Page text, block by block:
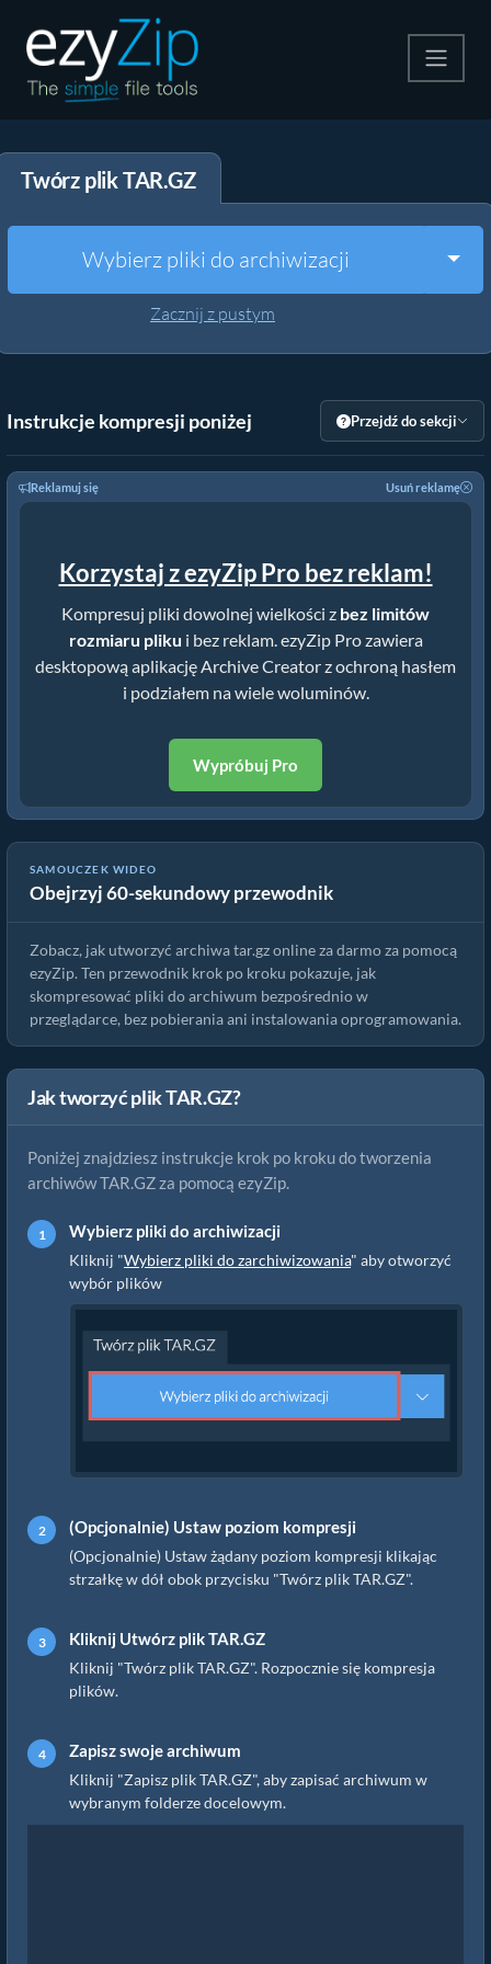
Rozpakuj
Inne narzędzia
Twórz plik TAR.GZ
Wybierz pliki do archiwizacji
Zacznij z pustym
Instrukcje kompresji poniżej Przejdź do sekcji
Reklamuj się Usuń reklamę
Korzystaj z ezyZip Pro bez reklam!
Kompresuj pliki dowolnej wielkości z bez limitów
rozmiaru pliku i bez reklam. ezyZip Pro zawiera
desktopową aplikację Archive Creator z ochroną hasłem
i podziałem na wiele woluminów.
Wypróbuj Pro
SAMOUCZEK WIDEO
Obejrzyj 60-sekundowy przewodnik
Jak utworzyć archiwa tar.gz online za pomocą ezyZip (za darmo,
bez instalacji)
Zobacz, jak utworzyć archiwa tar.gz online za darmo za pomocą
ezyZip. Ten przewodnik krok po kroku pokazuje, jak
skompresować pliki do archiwum bezpośrednio w
przeglądarce, bez pobierania ani instalowania oprogramowania.
Jak tworzyć plik TAR.GZ?
Poniżej znajdziesz instrukcje krok po kroku do tworzenia
archiwów TAR.GZ za pomocą ezyZip.
Wybierz pliki do archiwizacji
Kliknij "Wybierz pliki do zarchiwizowania" aby otworzyć
wybór plików
(Opcjonalnie) Ustaw poziom kompresji
(Opcjonalnie) Ustaw żądany poziom kompresji klikając
strzałkę w dół obok przycisku "Twórz plik TAR.GZ".
Kliknij Utwórz plik TAR.GZ
Kliknij "Twórz plik TAR.GZ". Rozpocznie się kompresja
plików.
Zapisz swoje archiwum
Kliknij "Zapisz plik TAR.GZ", aby zapisać archiwum w
wybranym folderze docelowym.